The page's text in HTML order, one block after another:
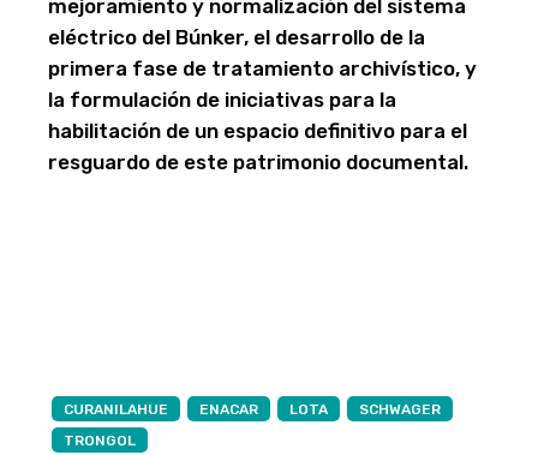
mejoramiento y normalización del sistema
eléctrico del Búnker, el desarrollo de la
primera fase de tratamiento archivístico, y
la formulación de iniciativas para la
habilitación de un espacio definitivo para el
resguardo de este patrimonio documental.
CURANILAHUE ENACAR LOTA
SCHWAGER
TRONGOL